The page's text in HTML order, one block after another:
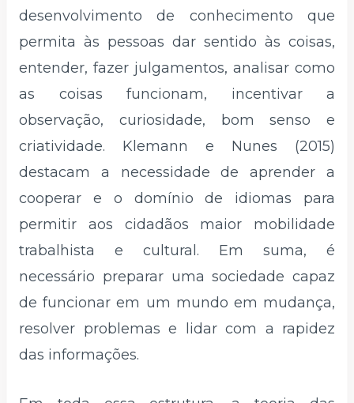
desenvolvimento de conhecimento que
permita às pessoas dar sentido às coisas,
entender, fazer julgamentos, analisar como
as coisas funcionam, incentivar a
observação, curiosidade, bom senso e
criatividade. Klemann e Nunes (2015)
destacam a necessidade de aprender a
cooperar e o domínio de idiomas para
permitir aos cidadãos maior mobilidade
trabalhista e cultural. Em suma, é
necessário preparar uma sociedade capaz
de funcionar em um mundo em mudança,
resolver problemas e lidar com a rapidez
das informações.